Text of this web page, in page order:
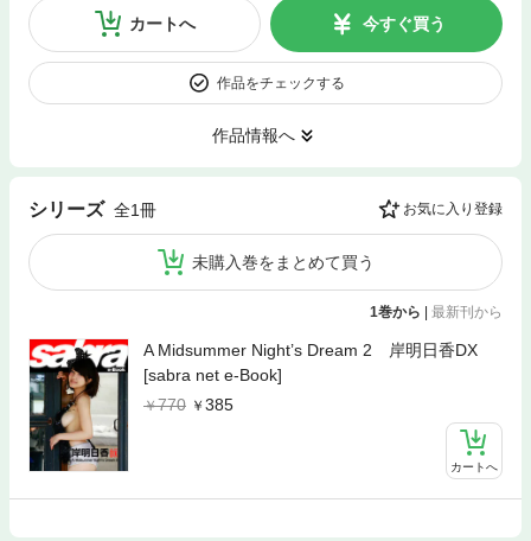
カートへ 今すぐ買う
作品をチェックする
作品情報へ
シリーズ 全1冊 お気に入り登録
未購入巻をまとめて買う
1巻から 最新刊から
A Midsummer Night’s Dream 2 岸明日香DX
[sabra net e-Book]
770
385
カートへ